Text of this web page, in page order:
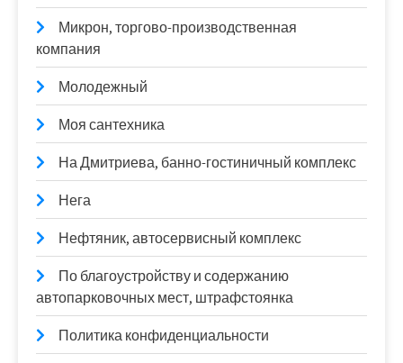
Микрон, торгово-производственная
компания
Молодежный
Моя сантехника
На Дмитриева, банно-гостиничный комплекс
Нега
Нефтяник, автосервисный комплекс
По благоустройству и содержанию
автопарковочных мест, штрафстоянка
Политика конфиденциальности